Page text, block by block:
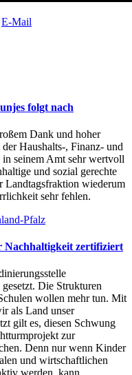
E-Mail
folgt nach
Dank und hoher
Haushalts-, Finanz- und
seinem Amt sehr wertvoll
und sozial gerechte
Landtagsfraktion wiederum
sehr fehlen.
Pfalz
Nachhaltigkeit zertifiziert
Die Strukturen
wollen mehr tun. Mit
als Land unser
gilt es, diesen Schwung
zur
Denn nur wenn Kinder
und wirtschaftlichen